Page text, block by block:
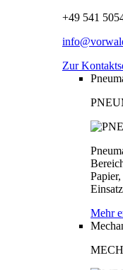
+49 541
Zur
Mehr